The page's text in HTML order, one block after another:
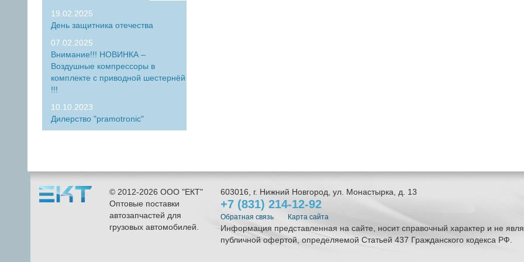
19.02.2025
День защитника отечества
07.02.2025
Внимание!!! НОВИНКА –
Воздушные компрессоры в
комплекте с приводной шестернёй
!!!
10.10.2023
Дилерство "pramotronic"
© 2012-2026 ООО "ЕКТ"
Оптовые поставки
автозапчастей для
грузовых автомобилей.
603016 , г. Нижний Новгород ул. Монастырка, д. 13
+7 (831) 214-12-92
Обратная связь Карта сайта
Информация представленная на сайте, носит справочный характер и не
публичной офертой, определяемой Статьей 437 Гражданского кодекса РФ.